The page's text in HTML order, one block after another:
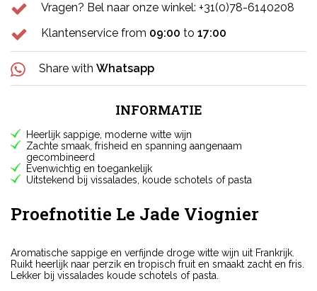
Vragen? Bel naar onze winkel: +31(0)78-6140208
Klantenservice from 09:00 to 17:00
Share with Whatsapp
INFORMATIE
Heerlijk sappige, moderne witte wijn
Zachte smaak, frisheid en spanning aangenaam
gecombineerd
Evenwichtig en toegankelijk
Uitstekend bij vissalades, koude schotels of pasta
Proefnotitie Le Jade Viognier
Aromatische sappige en verfijnde droge witte wijn uit Frankrijk.
Ruikt heerlijk naar perzik en tropisch fruit en smaakt zacht en fris.
Lekker bij vissalades koude schotels of pasta.